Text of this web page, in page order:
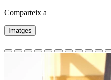
Comparteix a
Imatges